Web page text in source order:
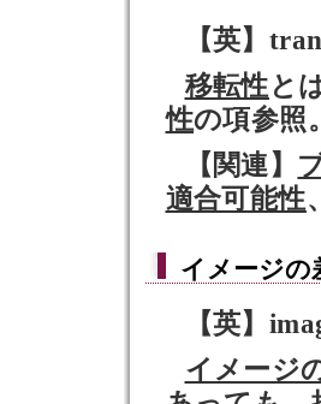
【英】
移転性 と
性の項参照。
【関連】
適合可能性、
イメージの
【英】
イメージ